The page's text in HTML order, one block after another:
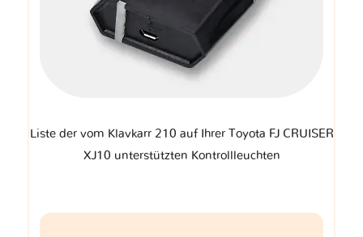
Liste der vom Klavkarr 210 auf Ihrer Toyota FJ CRUISER
XJ10 unterstützten Kontrollleuchten